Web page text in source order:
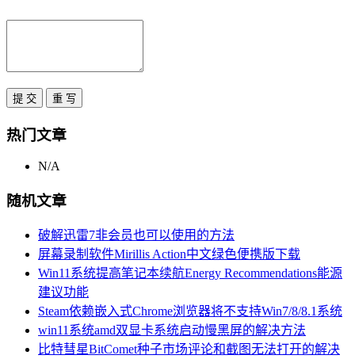
热门文章
N/A
随机文章
破解迅雷7非会员也可以使用的方法
屏幕录制软件Mirillis Action中文绿色便携版下载
Win11系统提高笔记本续航Energy Recommendations能源
建议功能
Steam依赖嵌入式Chrome浏览器将不支持Win7/8/8.1系统
win11系统amd双显卡系统启动慢黑屏的解决方法
比特彗星BitComet种子市场评论和截图无法打开的解决